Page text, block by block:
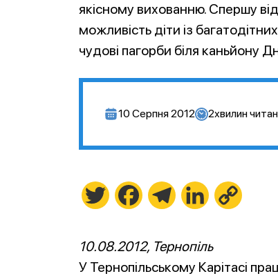
якісному вихованню. Спершу
можливість діти із
чудові пагорби біля каньйону
10 Серпня 2012 2хвилин
Twitter FacebookTelegramLinkedIn
10.08.2012, Тернопіль
У Тернопільському Карітасі